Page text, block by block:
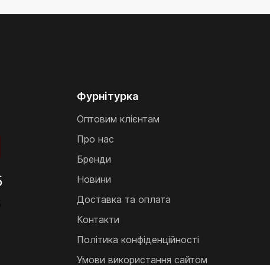
Фурнітурка
Оптовим клієнтам
Про нас
Бренди
Новини
Доставка та оплата
Контакти
Політика конфіденційності
Умови використання сайтом